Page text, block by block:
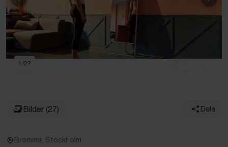
Föregående
1 /27
Bilder (27) Dela
Bromma, Stockholm